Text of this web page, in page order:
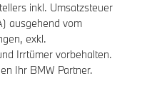
inkl. Umsatzsteuer
ausgehend vom
exkl.
Irrtümer vorbehalten.
Ihr BMW Partner.